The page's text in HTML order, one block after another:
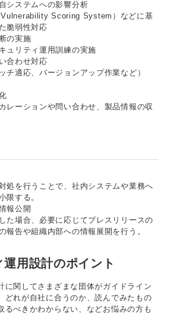
システムへの影響分析
Scoring System）などに基
脆弱性対応
の実施
ュリティ運用訓練の実施
合わせ対応
チ適応、バージョンアップ作業など）
レーションや問い合わせ、製品情報の収
処を行うことで、社内システムや業務へ
限する。
報公開
た場合、必要に応じてプレスリリースの
報告や組織内部への情報展開を行う。
用設計のポイント
に関してさまざまな団体がガイドライン
どれが自社に合うのか、読んでみたもの
るべきかわからない、などお悩みの方も